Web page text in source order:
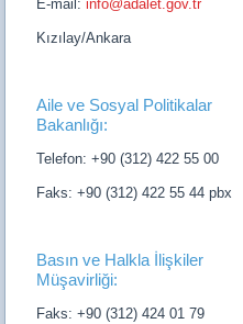
E-mail:info@adalet.gov.tr
Kızılay/Ankara
Aile ve Sosyal Politikalar
Bakanlığı:
Telefon: +90 (312) 422 55 00
Faks: +90 (312) 422 55 44 pbx
Basın ve Halkla İlişkiler
Müşavirliği:
Faks: +90 (312) 424 01 79